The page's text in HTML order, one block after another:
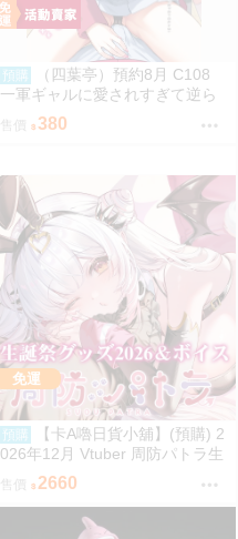
預購
（四葉亭）預約8月 C108
一軍ギャルに愛されすぎて逆ら
えない 伊倉ナギサ
380
免運
預購
【卡A嚕日貨小舖】(預購) 2
026年12月 Vtuber 周防パトラ生
誕祭グッズ
2660